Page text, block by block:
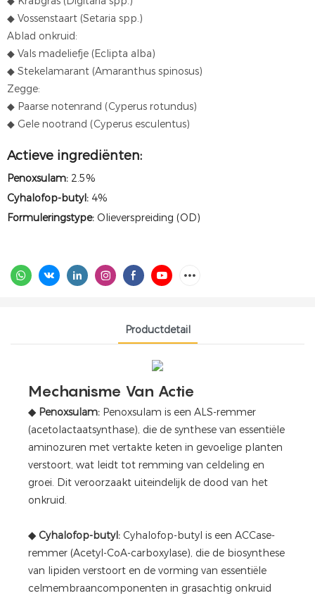
◆ Vossenstaart (Setaria spp.)
Ablad onkruid:
◆ Vals madeliefje (Eclipta alba)
◆ Stekelamarant (Amaranthus spinosus)
Zegge:
◆ Paarse notenrand (Cyperus rotundus)
◆ Gele nootrand (Cyperus esculentus)
Actieve ingrediënten:
Penoxsulam: 2.5%
Cyhalofop-butyl: 4%
Formuleringstype: Olieverspreiding (OD)
Productdetail
Mechanisme Van Actie
◆ Penoxsulam: Penoxsulam is een ALS-remmer
(acetolactaatsynthase), die de synthese van essentiële
aminozuren met vertakte keten in gevoelige planten
verstoort, wat leidt tot remming van celdeling en
groei. Dit veroorzaakt uiteindelijk de dood van het
onkruid.
◆ Cyhalofop-butyl: Cyhalofop-butyl is een ACCase-
remmer (Acetyl-CoA-carboxylase), die de biosynthese
van lipiden verstoort en de vorming van essentiële
celmembraancomponenten in grasachtig onkruid